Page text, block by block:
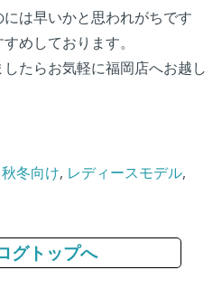
は早いかと思われがちです
めしております。
たらお気軽に福岡店へお越し
秋冬向け, レディースモデル,
グトップへ